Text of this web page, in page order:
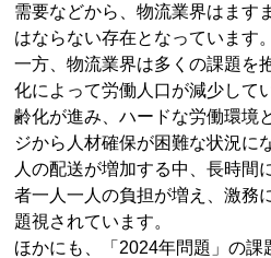
需要などから、物流業界はます
はならない存在となっています。
一方、物流業界は多くの課題を
化によって労働人口が減少して
齢化が進み、ハードな労働環境
ジから人材確保が困難な状況に
人の配送が増加する中、長時間
者一人一人の負担が増え、激務
題視されています。
ほかにも、「2024年問題」の課